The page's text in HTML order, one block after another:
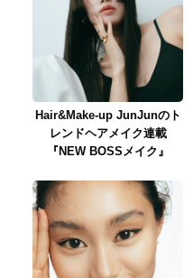
Hair&Make-up JunJunのト
レンドヘアメイク連載
『NEW BOSSメイク』